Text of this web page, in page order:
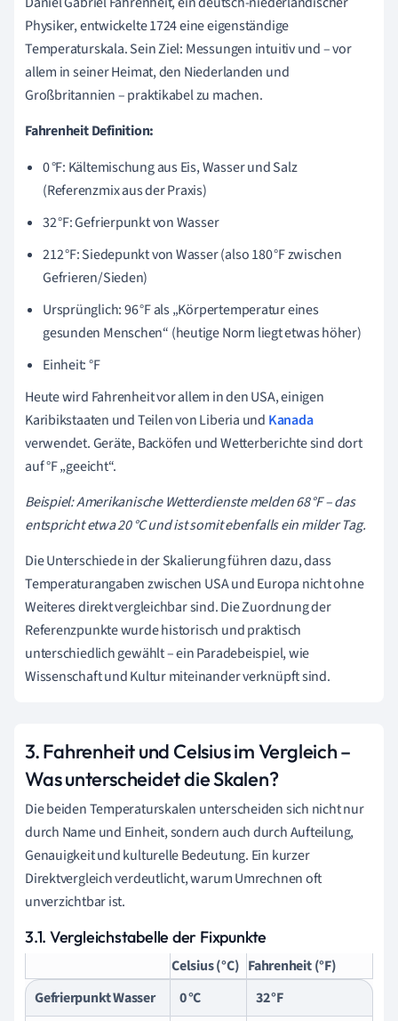
Physiker, entwickelte 1724 eine eigenständige
Temperaturskala. Sein Ziel: Messungen intuitiv und – vor
allem in seiner Heimat, den Niederlanden und
Großbritannien – praktikabel zu machen.
Fahrenheit Definition:
0 °F: Kältemischung aus Eis, Wasser und Salz
(Referenzmix aus der Praxis)
32 °F: Gefrierpunkt von Wasser
212 °F: Siedepunkt von Wasser (also 180 °F zwischen
Gefrieren/Sieden)
Ursprünglich: 96 °F als „Körpertemperatur eines
gesunden Menschen“ (heutige Norm liegt etwas höher)
Einheit: °F
Heute wird Fahrenheit vor allem in den USA, einigen
Karibikstaaten und Teilen von Liberia und Kanada
verwendet. Geräte, Backöfen und Wetterberichte sind dort
auf °F „geeicht“.
Beispiel: Amerikanische Wetterdienste melden 68 °F – das
entspricht etwa 20 °C und ist somit ebenfalls ein milder Tag.
Die Unterschiede in der Skalierung führen dazu, dass
Temperaturangaben zwischen USA und Europa nicht ohne
Weiteres direkt vergleichbar sind. Die Zuordnung der
Referenzpunkte wurde historisch und praktisch
unterschiedlich gewählt – ein Paradebeispiel, wie
Wissenschaft und Kultur miteinander verknüpft sind.
3. Fahrenheit und Celsius im Vergleich –
Was unterscheidet die Skalen?
Die beiden Temperaturskalen unterscheiden sich nicht nur
durch Name und Einheit, sondern auch durch Aufteilung,
Genauigkeit und kulturelle Bedeutung. Ein kurzer
Direktvergleich verdeutlicht, warum Umrechnen oft
unverzichtbar ist.
3.1. Vergleichstabelle der Fixpunkte
Celsius (°C) Fahrenheit (°F)
Gefrierpunkt Wasser
0 °C
32 °F